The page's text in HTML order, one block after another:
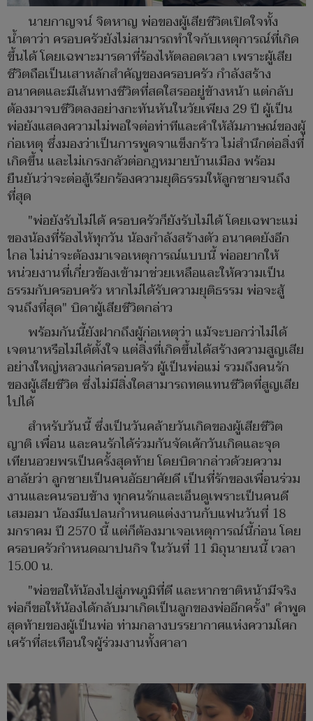
นายกาญจน์ จิตหาญ พ่อของผู้เสียชีวิตเปิดใจทั้ง
น้ำตาว่า ครอบครัวยังไม่สามารถทำใจกับเหตุการณ์ที่เกิด
ขึ้นได้ โดยเฉพาะมารดาที่ร้องไห้ตลอดเวลา เพราะผู้เสีย
ชีวิตถือเป็นเสาหลักสำคัญของครอบครัว กำลังสร้าง
อนาคตและมีเส้นทางชีวิตที่สดใสรออยู่ข้างหน้า แต่กลับ
ต้องมาจบชีวิตลงอย่างกะทันหันในวัยเพียง 29 ปี ผู้เป็น
พ่อยังแสดงความไม่พอใจต่อท่าทีและคำให้สัมภาษณ์ของผู้
ก่อเหตุ ซึ่งมองว่าเป็นการพูดจาแข็งกร้าว ไม่สำนึกต่อสิ่งที่
เกิดขึ้น และไม่เกรงกลัวต่อกฎหมายบ้านเมือง พร้อม
ยืนยันว่าจะต่อสู้เรียกร้องความยุติธรรมให้ลูกชายจนถึง
ที่สุด
"พ่อยังรับไม่ได้ ครอบครัวก็ยังรับไม่ได้ โดยเฉพาะแม่
ของน้องที่ร้องไห้ทุกวัน น้องกำลังสร้างตัว อนาคตยังอีก
ไกล ไม่น่าจะต้องมาเจอเหตุการณ์แบบนี้ พ่ออยากให้
หน่วยงานที่เกี่ยวข้องเข้ามาช่วยเหลือและให้ความเป็น
ธรรมกับครอบครัว หากไม่ได้รับความยุติธรรม พ่อจะสู้
จนถึงที่สุด" บิดาผู้เสียชีวิตกล่าว
พร้อมกันนี้ยังฝากถึงผู้ก่อเหตุว่า แม้จะบอกว่าไม่ได้
เจตนาหรือไม่ได้ตั้งใจ แต่สิ่งที่เกิดขึ้นได้สร้างความสูญเสีย
อย่างใหญ่หลวงแก่ครอบครัว ผู้เป็นพ่อแม่ รวมถึงคนรัก
ของผู้เสียชีวิต ซึ่งไม่มีสิ่งใดสามารถทดแทนชีวิตที่สูญเสีย
ไปได้
สำหรับวันนี้ ซึ่งเป็นวันคล้ายวันเกิดของผู้เสียชีวิต
ญาติ เพื่อน และคนรักได้ร่วมกันจัดเค้กวันเกิดและจุด
เทียนอวยพรเป็นครั้งสุดท้าย โดยบิดากล่าวด้วยความ
อาลัยว่า ลูกชายเป็นคนอัธยาศัยดี เป็นที่รักของเพื่อนร่วม
งานและคนรอบข้าง ทุกคนรักและเอ็นดูเพราะเป็นคนดี
เสมอมา น้องมีแปลนกำหนดแต่งงานกับแฟนวันที่ 18
มกราคม ปี 2570 นี้ แต่ก็ต้องมาเจอเหตุการณ์นี้ก่อน โดย
ครอบครัวกำหนดฌาปนกิจ ในวันที่ 11 มิถุนายนนี้ เวลา
15.00 น.
"พ่อขอให้น้องไปสู่ภพภูมิที่ดี และหากชาติหน้ามีจริง
พ่อก็ขอให้น้องได้กลับมาเกิดเป็นลูกของพ่ออีกครั้ง" คำพูด
สุดท้ายของผู้เป็นพ่อ ท่ามกลางบรรยากาศแห่งความโศก
เศร้าที่สะเทือนใจผู้ร่วมงานทั้งศาลา